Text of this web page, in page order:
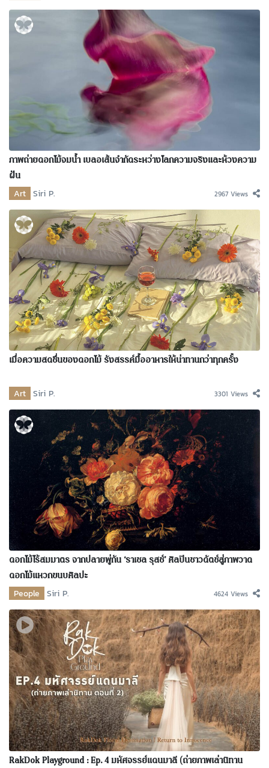
ภาพถ่ายดอกไม้จมน้ำ เบลอเส้นจำกัดระหว่างโลกความจริงและห้วงความ
ฝัน
Art Siri P. 2967 Views
เมื่อความสดชื่นของดอกไม้ รังสรรค์มื้ออาหารให้น่าทานกว่าทุกครั้ง
Art Siri P. 3301 Views
ดอกไม้ไร้สมมาตร จากปลายพู่กัน ‘ราเชล รุสช์’ ศิลปินชาวดัตช์สู่ภาพวาด
ดอกไม้แหวกขนบศิลปะ
People Siri P. 4624 Views
RakDok Playground : Ep. 4 มหัศจรรย์แดนมาลี (ถ่ายภาพเล่านิทาน